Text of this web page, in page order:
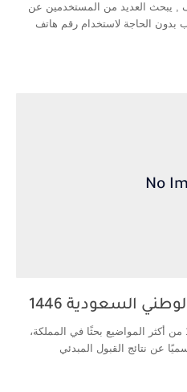
, يبحث العديد من المستخدمين عن
بدون الحاجة لاستخدام رقم هاتف
السعودية 1446
نتائج الحرس الوطني السعودية 1446 من أكثر المواضيع بحثًا في المملكة،
عن نتائج القبول المبدئي